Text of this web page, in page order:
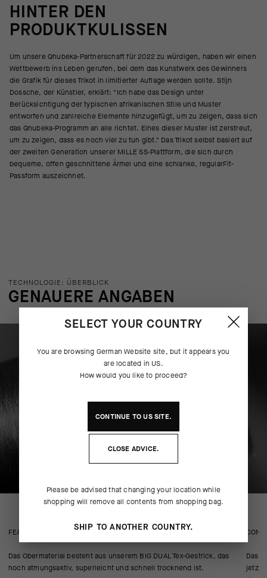
HINTER DEN
PRODUKTKULISSEN
Um unsere Qhubeka-Partnerschaft für 2022 zu würdigen, haben wir einen
Wettbewerb ins Leben gerufen, bei dem das Kunstwerk des Gewinners
die Grafik für dieses Trikot in limitierter Auflage werden sollte. Stijn
Dossche, der Künstler, erklärt: "Ich habe das Design unter
Berücksichtigung der typischen afrikanischen Stile und Muster
entworfen und zahlreiche Elemente hinzugefügt, um zu zeigen, dass sich
das Qhubeka-Programm an alle richtet. Eines dieser Muster ist zerstreut,
um zu zeigen, dass es noch viel zu tun gibt." Das Trikot selbst basiert auf
der zweiten Generation unserer MILLE SS-Plattform, die sich durch
bequeme, offen geschnittene Ärmel und eine schlanke, regularFit-
Passform auszeichnet.
TECHNOLOGIE: ÜBERBLICK
GENAUERE ANGABEN
FEATURED FABRICS
Das Obermaterial besteht aus unserem BIG DUAL Tex-Gestrick, das
hoch atmungsaktiv, superleicht und schnell trocknend ist.
Das
jetzt
SELECT YOUR COUNTRY
You are browsing German Website site, but it appears you
are located in US.
How would you like to proceed?
CONTINUE TOUSSITE.
CLOSE ADVICE.
Please be advised that changing your location while
shopping will remove all contents from shopping bag.
SHIP TO ANOTHER COUNTRY.